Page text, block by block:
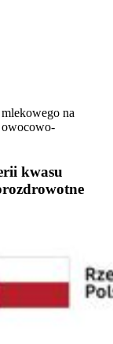
na
owocowo-
kwasu